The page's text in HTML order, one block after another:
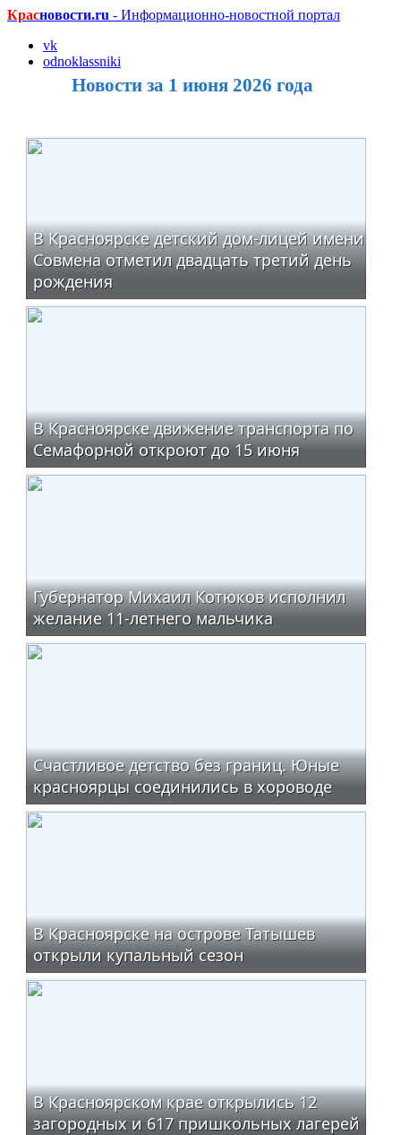
Красновости.ru - Информационно-новостной портал
vk
odnoklassniki
Новости за 1 июня 2026 года
В Красноярске детский дом-лицей имени
Совмена отметил двадцать третий день
рождения
В Красноярске движение транспорта по
Семафорной откроют до 15 июня
Губернатор Михаил Котюков исполнил
желание 11-летнего мальчика
Счастливое детство без границ. Юные
красноярцы соединились в хороводе
В Красноярске на острове Татышев
открыли купальный сезон
В Красноярском крае открылись 12
загородных и 617 пришкольных лагерей